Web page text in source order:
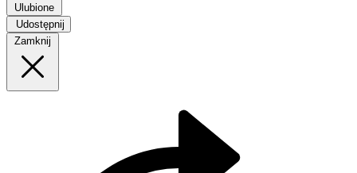
Ulubione
Udostępnij
Zamknij